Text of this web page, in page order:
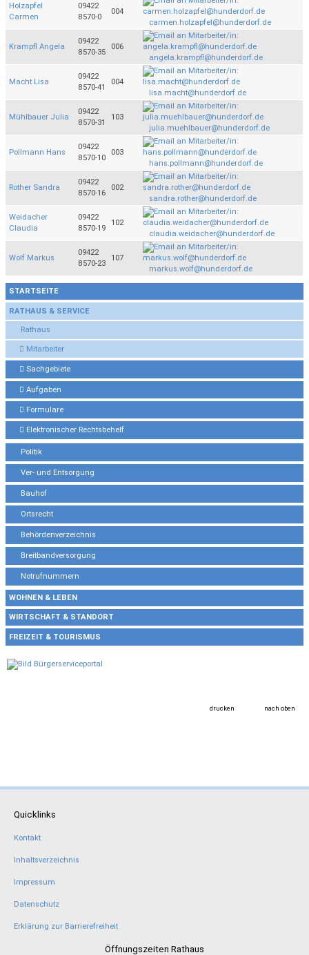
STARTSEITE
RATHAUS & SERVICE
Rathaus
Mitarbeiter
Sachgebiete
Aufgaben
Formulare
Elektronischer Rechtsbehelf
Politik
Ver- und Entsorgung
Bauhof
Ortsrecht
Behördenverzeichnis
Breitbandversorgung
Notrufnummern
WOHNEN & LEBEN
WIRTSCHAFT & STANDORT
FREIZEIT & TOURISMUS
Holzapfel
Carmen
09422
8570-0
004
carmen.holzapfel@hunderdorf.de
Krampfl Angela
09422
8570-35
006
angela.krampfl@hunderdorf.de
Macht Lisa
09422
8570-41
004
lisa.macht@hunderdorf.de
Mühlbauer Julia
09422
8570-31
103
julia.muehlbauer@hunderdorf.de
Pollmann Hans
09422
8570-10
003
hans.pollmann@hunderdorf.de
Rother Sandra
09422
8570-16
002
sandra.rother@hunderdorf.de
Weidacher
Claudia
09422
8570-19
102
claudia.weidacher@hunderdorf.de
Wolf Markus
09422
8570-23
107
markus.wolf@hunderdorf.de
drucken nach oben
Quicklinks
Kontakt
Inhaltsverzeichnis
Impressum
Datenschutz
Erklärung zur Barrierefreiheit
Öffnungszeiten Rathaus